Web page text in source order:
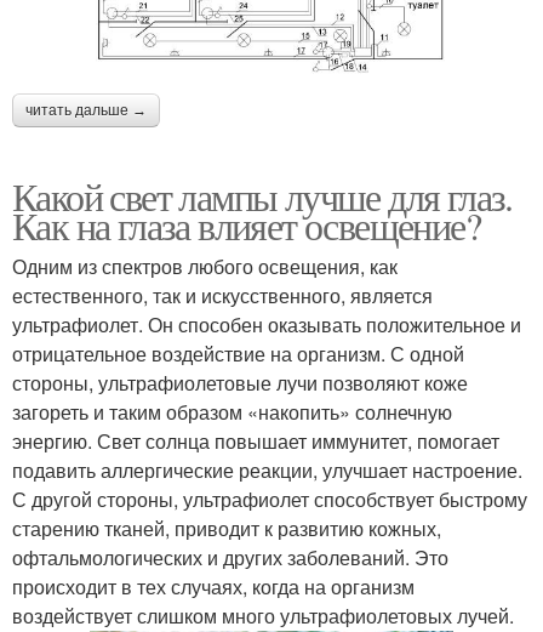
читать дальше →
Какой свет лампы лучше для глаз.
Как на глаза влияет освещение?
Одним из спектров любого освещения, как
естественного, так и искусственного, является
ультрафиолет. Он способен оказывать положительное и
отрицательное воздействие на организм. С одной
стороны, ультрафиолетовые лучи позволяют коже
загореть и таким образом «накопить» солнечную
энергию. Свет солнца повышает иммунитет, помогает
подавить аллергические реакции, улучшает настроение.
С другой стороны, ультрафиолет способствует быстрому
старению тканей, приводит к развитию кожных,
офтальмологических и других заболеваний. Это
происходит в тех случаях, когда на организм
воздействует слишком много ультрафиолетовых лучей.